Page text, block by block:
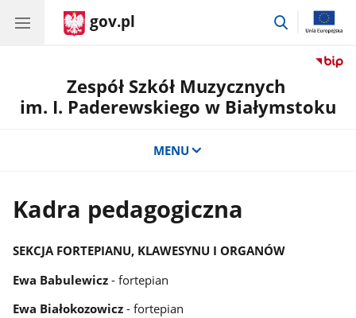
gov.pl
przejdź
Zespół Szkół Muzycznych
im. I. Paderewskiego w Białymstoku
MENU
Kadra pedagogiczna
SEKCJA FORTEPIANU, KLAWESYNU I ORGANÓW
Ewa Babulewicz - fortepian
Ewa Białokozowicz - fortepian